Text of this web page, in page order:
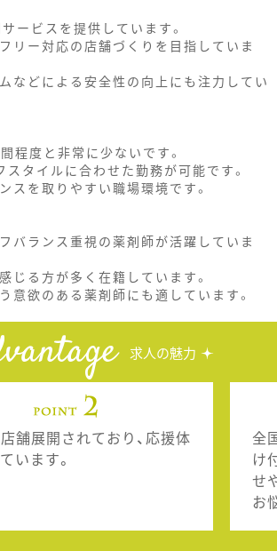
ービスを提供しています。
リー対応の店舗づくりを目指していま
などによる安全性の向上にも注力してい
度と非常に少ないです。
タイルに合わせた勤務が可能です。
を取りやすい職場環境です。
バランス重視の薬剤師が活躍していま
る方が多く在籍しています。
欲のある薬剤師にも適しています。
求人の魅力
舗展開されており、応援体
います。
全
け
せ
お